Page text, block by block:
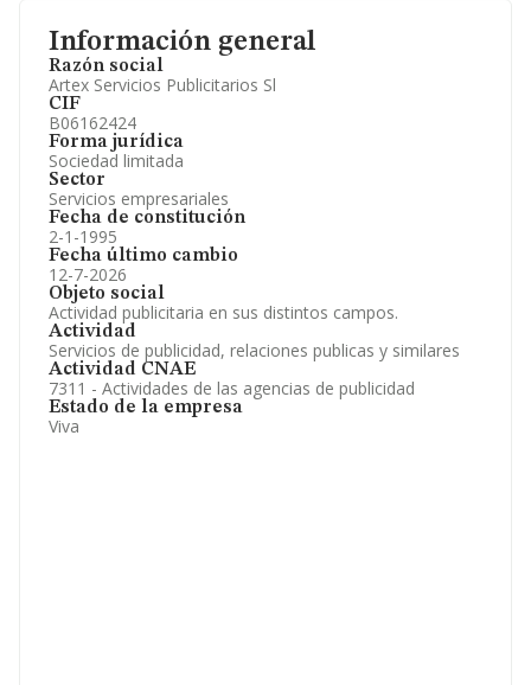
Información general
Razón social
Artex Servicios Publicitarios Sl
CIF
B06162424
Forma jurídica
Sociedad limitada
Sector
Servicios empresariales
Fecha de constitución
2-1-1995
Fecha último cambio
12-7-2026
Objeto social
Actividad publicitaria en sus distintos campos.
Actividad
Servicios de publicidad, relaciones publicas y similares
Actividad CNAE
7311 - Actividades de las agencias de publicidad
Estado de la empresa
Viva
Información oficial y registral complementaria.